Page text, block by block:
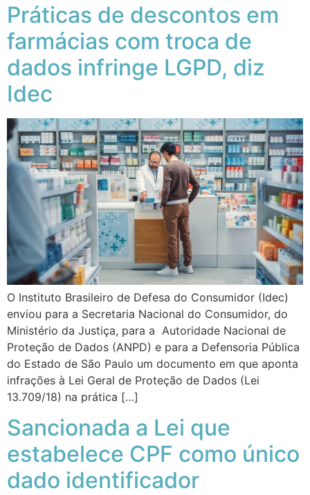
Práticas de descontos em
farmácias com troca de
dados infringe LGPD, diz
Idec
O Instituto Brasileiro de Defesa do Consumidor (Idec)
enviou para a Secretaria Nacional do Consumidor, do
Ministério da Justiça, para a Autoridade Nacional de
Proteção de Dados (ANPD) e para a Defensoria Pública
do Estado de São Paulo um documento em que aponta
infrações à Lei Geral de Proteção de Dados (Lei
13.709/18) na prática […]
Sancionada a Lei que
estabelece CPF como único
dado identificador